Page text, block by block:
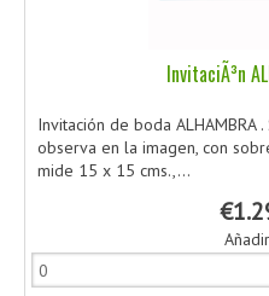
InvitaciÃ³n
Invitación de boda ALHAMBRA
observa en la imagen, con
mide 15 x 15 cms.,...